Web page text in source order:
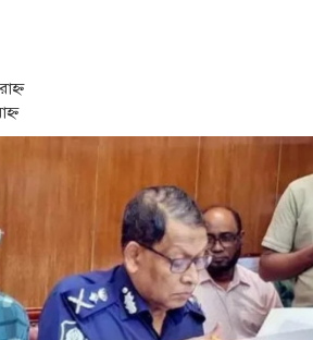
সংবিধান অনুযায়ী যথাসময়ে
খিলক্ষেত থানা বিএনপির
প্রেমের সম্পর্ক ছিন্ন না
অবশেষে পদত্যাগ করলেন
‘রাষ্ট্রপতি হিসেবে মির্জা